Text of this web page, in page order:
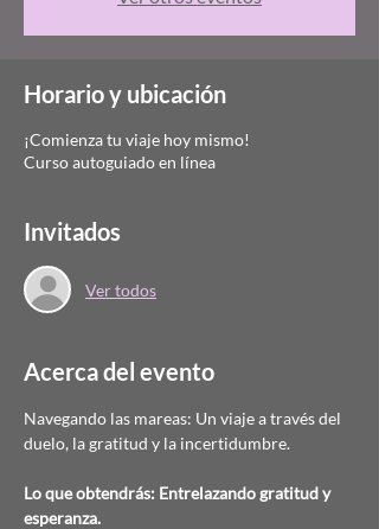
Horario y ubicación
¡Comienza tu viaje hoy mismo!
Curso autoguiado en línea
Invitados
Ver todos
Acerca del evento
Navegando las mareas: Un viaje a través del
duelo, la gratitud y la incertidumbre.
Lo que obtendrás: Entrelazando gratitud y
esperanza.